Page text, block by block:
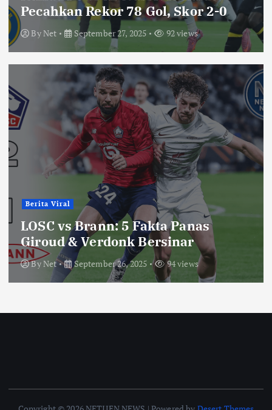
Pecahkan Rekor 78 Gol, Skor 2-0
ByNet September 27, 2025 92 views
Berita Viral
LOSC vs Brann: 5 Fakta Panas
Giroud & Verdonk Bersinar
ByNet September 26, 2025 94 views